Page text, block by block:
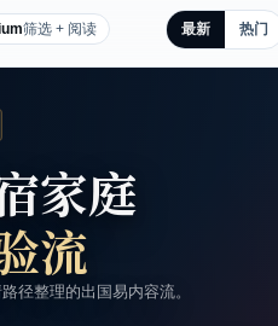
筛选 + 阅读 最新 热门
家庭
流
径整理的出国易内容流。